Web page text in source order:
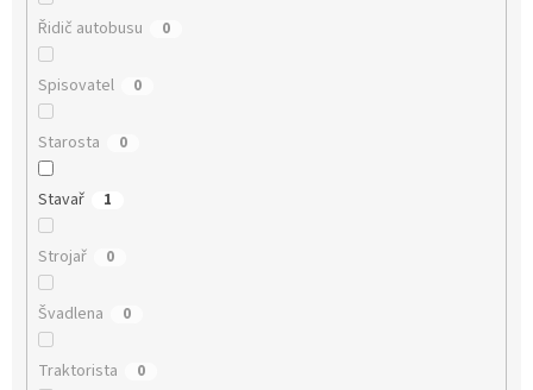
Řidič autobusu 0
Spisovatel 0
Starosta 0
Stavař 1
Strojař 0
Švadlena 0
Traktorista 0